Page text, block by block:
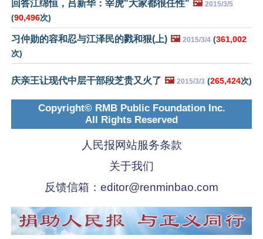
回答江绵恒，吕新华：宰虎"大家都很任性" 🖼️ 2015/3/5
(90,496次)
习仲勋的容和忍与江泽民的戮和狠(上) 🖼️ 2015/3/4 (361,002
次)
庆亲王让现代中层干部段芝贵又火了 🖼️ 2015/3/3 (265,424次)
Copyright© RMB Public Foundation Inc.
All Rights Reserved
人民报网站服务条款
关于我们
反馈信箱： editor@renminbao.com